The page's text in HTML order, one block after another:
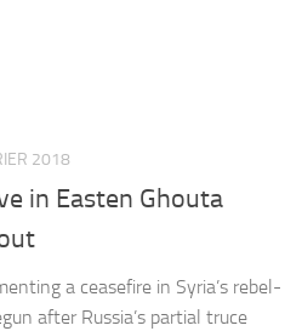
2018
in Easten Ghouta
a ceasefire in Syria’s rebel-
after Russia’s partial truce